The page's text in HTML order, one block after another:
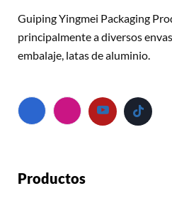
Guiping Yingmei Packaging
principalmente a diversos
embalaje, latas de aluminio.
Productos